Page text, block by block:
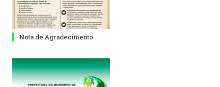
Nota de Agradecimento